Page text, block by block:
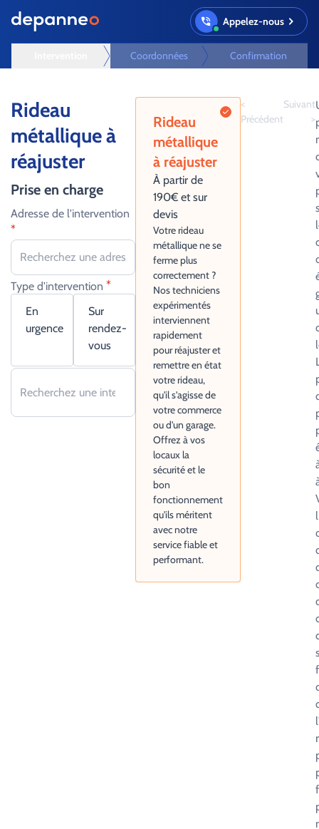
Coordonnées Confirmation
Appelez-nous
Rideau
métallique à
réajuster
Prise en charge
Adresse de l'intervention
*
Type d'intervention *
En
urgence
Sur
rendez-
vous
Rideau
métallique
à réajuster
À partir de
190€ et sur
devis
Votre rideau
métallique ne se
ferme plus
correctement ?
Nos techniciens
expérimentés
interviennent
rapidement
pour réajuster et
remettre en état
votre rideau,
qu'il s'agisse de
votre commerce
ou d'un garage.
Offrez à vos
locaux la
sécurité et le
bon
fonctionnement
qu'ils méritent
avec notre
service fiable et
performant.
<
Précédent
Suivant
>